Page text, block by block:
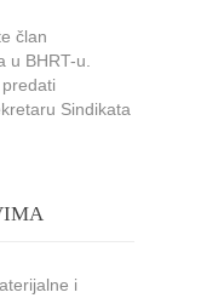
član
u BHRT-u.
Sindikata
i